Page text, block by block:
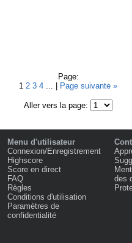
Page:
1 2 3 4 ... | Page suivante »
Aller vers la page:
Menu d'utilisateur
Connexion/Enregistrement
Highscore
Score en direct
FAQ
Règles
Conditions d'utilisation
Paramètres de
confidentialité
des